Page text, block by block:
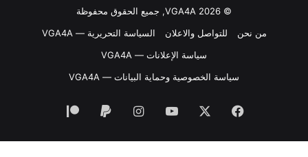
© VGA4A 2026, جميع الحقوق محفوظة
من نحن
للتواصل والاعلان
السياسة التحريرية — VGA4A
سياسة الإعلانات — VGA4A
سياسة الخصوصية وحماية البيانات — VGA4A
فيسبوك ‫YouTubeانستقرام
‏Paypal
‫Patreon